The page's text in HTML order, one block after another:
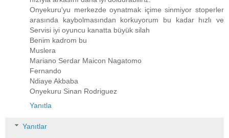
Onyekuru'yu merkezde oynatmak içime sinmiyor stoperler
arasında kaybolmasından korkuyorum bu kadar hızlı ve
Servisi iyi oyuncu kanatta büyük silah
Benim kadrom bu
Muslera
Mariano Serdar Maicon Nagatomo
Fernando
Ndiaye Akbaba
Onyekuru Sinan Rodriguez
Yanıtla
Yanıtlar